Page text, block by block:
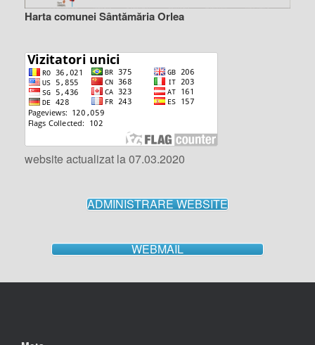
Harta comunei Sântămăria Orlea
website actualizat la 07.03.2020
ADMINISTRARE WEBSITE
WEBMAIL